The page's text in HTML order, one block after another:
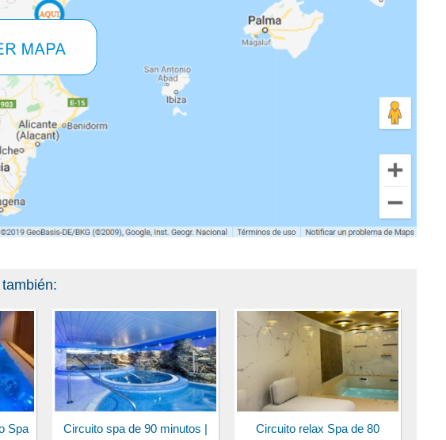
Spa
Circuito spa de 90 minutos |
Circuito relax Spa de 80